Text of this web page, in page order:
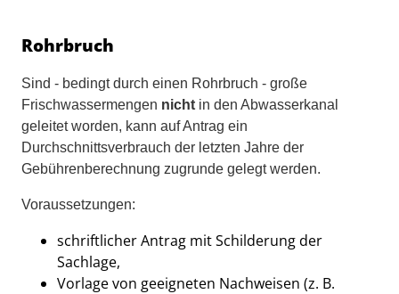
Rohrbruch
Sind - bedingt durch einen Rohrbruch - große
Frischwassermengen nicht in den Abwasserkanal
geleitet worden, kann auf Antrag ein
Durchschnittsverbrauch der letzten Jahre der
Gebührenberechnung zugrunde gelegt werden.
Voraussetzungen:
schriftlicher Antrag mit Schilderung der
Sachlage,
Vorlage von geeigneten Nachweisen (z. B.